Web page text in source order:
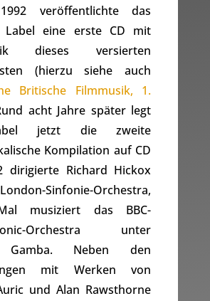
veröffentlichte das
Label eine erste CD mit
dieses versierten
(hierzu siehe auch
Britische Filmmusik, 1.
acht Jahre später legt
jetzt die zweite
Kompilation auf CD
dirigierte Richard Hickox
Sinfonie-Orchestra,
musiziert das BBC-
Orchestra unter
Gamba. Neben den
mit Werken von
und Alan Rawsthorne